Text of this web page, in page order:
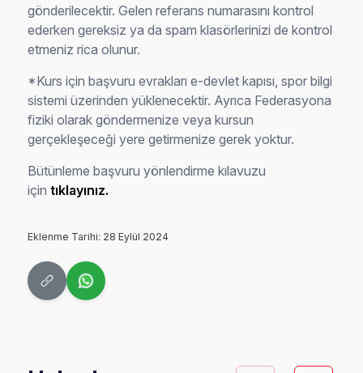
gönderilecektir. Gelen referans numarasını kontrol
ederken gereksiz ya da spam klasörlerinizi de kontrol
etmeniz rica olunur.
*Kurs için başvuru evrakları e-devlet kapısı, spor bilgi
sistemi üzerinden yüklenecektir. Ayrıca Federasyona
fiziki olarak göndermenize veya kursun
gerçekleşeceği yere getirmenize gerek yoktur.
Bütünleme başvuru yönlendirme kılavuzu
içintıklayınız.
Eklenme Tarihi: 28 Eylül 2024